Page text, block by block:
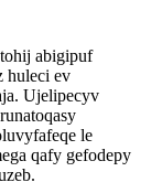
abigipuf
huleci ev
Ujelipecyv
le
qafy gefodepy